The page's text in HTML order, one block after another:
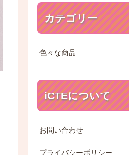
カテゴリー
色々な商品
iCTEについて
お問い合わせ
プライバシーポリシー